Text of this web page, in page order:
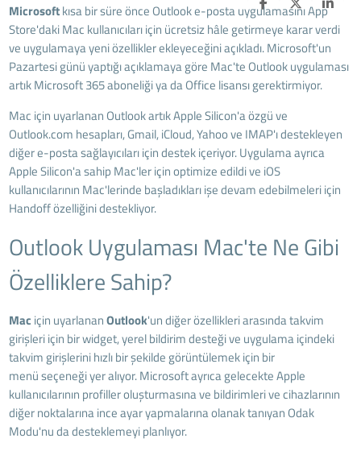
Microsoftkısa bir süre önce Outlook e-posta uygulamasını App
Store'daki Mac kullanıcıları için ücretsiz hâle getirmeye karar verdi
ve uygulamaya yeni özellikler ekleyeceğini açıkladı. Microsoft'un
Pazartesi günü yaptığı açıklamaya göre Mac'te Outlook uygulaması
artık Microsoft 365 aboneliği ya da Office lisansı gerektirmiyor.
Mac için uyarlanan Outlook artık Apple Silicon'a özgü ve
Outlook.com hesapları, Gmail, iCloud, Yahoo ve IMAP'ı destekleyen
diğer e-posta sağlayıcıları için destek içeriyor. Uygulama ayrıca
Apple Silicon'a sahip Mac'ler için optimize edildi ve iOS
kullanıcılarının Mac'lerinde başladıkları işe devam edebilmeleri için
Handoff özelliğini destekliyor.
Outlook Uygulaması Mac'te Ne Gibi
Özelliklere Sahip?
Mac için uyarlananOutlook'un diğer özellikleri arasında takvim
girişleri için bir widget, yerel bildirim desteği ve uygulama içindeki
takvim girişlerini hızlı bir şekilde görüntülemek için bir
menü seçeneği yer alıyor. Microsoft ayrıca gelecekte Apple
kullanıcılarının profiller oluşturmasına ve bildirimleri ve cihazlarının
diğer noktalarına ince ayar yapmalarına olanak tanıyan Odak
Modu'nu da desteklemeyi planlıyor.